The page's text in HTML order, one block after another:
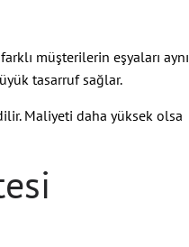
müşterilerin eşyaları aynı
tasarruf sağlar.
Maliyeti daha yüksek olsa